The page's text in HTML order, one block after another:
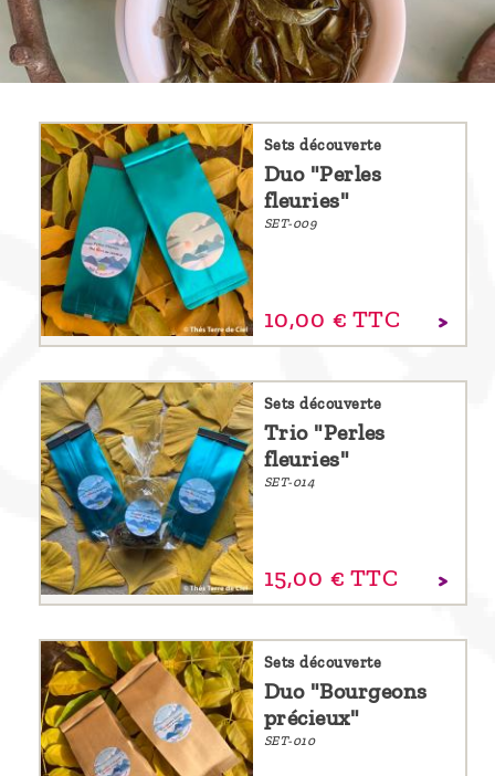
Découvrir
le thé
Pu'Erh
Comment
infuser
votre thé
Contactez-
nous !
Sets découverte
Duo "Perles
fleuries"
SET-009
10,00 € TTC
Sets découverte
Trio "Perles
fleuries"
SET-014
15,00 € TTC
Sets découverte
Duo "Bourgeons
précieux"
SET-010